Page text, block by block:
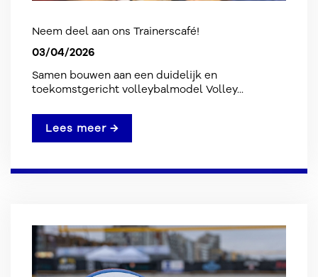
Neem deel aan ons Trainerscafé!
03/04/2026
Samen bouwen aan een duidelijk en
toekomstgericht volleybalmodel Volley...
Lees meer →